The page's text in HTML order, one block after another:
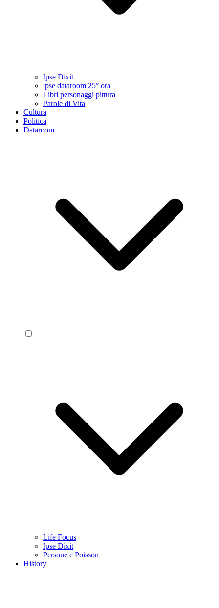
Ipse Dixit
ipse dataroom 25° ora
Libri personaggi pittura
Parole di Vita
Cultura
Politica
Dataroom
Life Focus
Ipse Dixit
Persone e Poisson
History